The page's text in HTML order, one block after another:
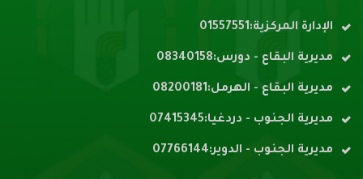
الإدارة المركزية:01557551
مديرية البقاع - دورس:08340158
مديرية البقاع - الهرمل:08200181
مديرية الجنوب - دردغيا:07415345
مديرية الجنوب - الدوير:07766144